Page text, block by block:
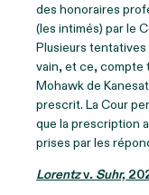
des honoraires
(les intimés) par le
Plusieurs tentatives
vain, et ce, compte
Mohawk de
prescrit. La Cour
que la prescription
prises par les
Lorentzv. Suhr,